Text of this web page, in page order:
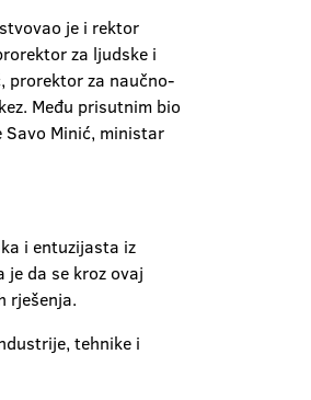
je i rektor
za ljudske i
prorektor za naučno-
Među prisutnim bio
Minić, ministar
i entuzijasta iz
da se kroz ovaj
rješenja.
tehnike i